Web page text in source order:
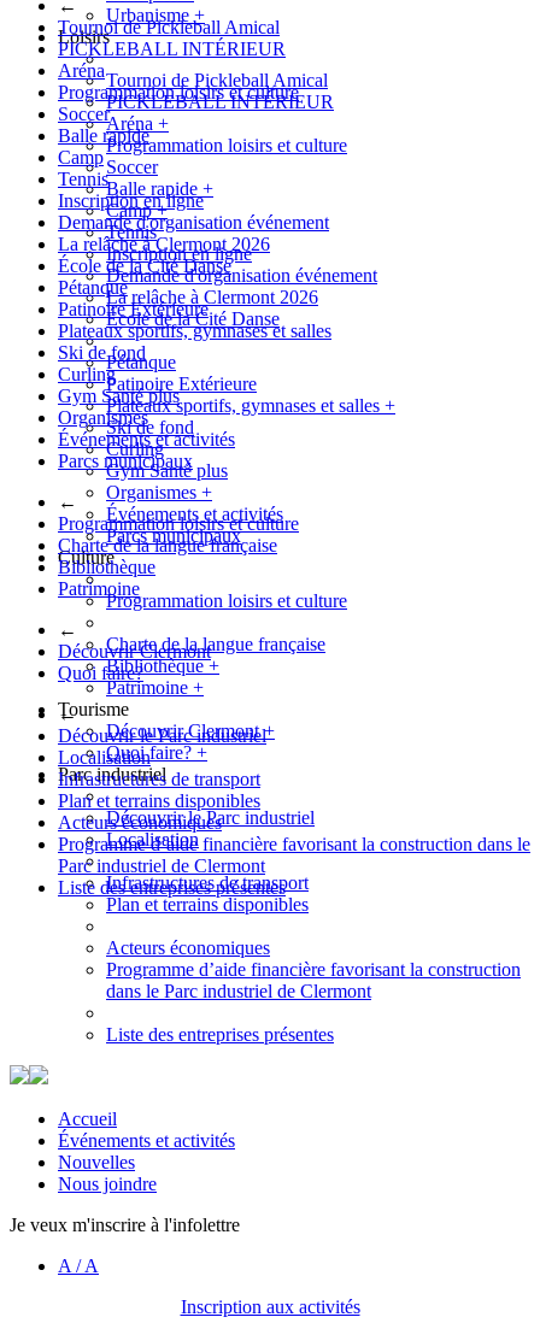
←
Tournoi de Pickleball Amical
PICKLEBALL INTÉRIEUR
Aréna
Programmation loisirs et culture
Soccer
Balle rapide
Camp
Tennis
Inscription en ligne
Demande d'organisation événement
La relâche à Clermont 2026
École de la Cité Danse
Pétanque
Patinoire Extérieure
Plateaux sportifs, gymnases et salles
Ski de fond
Curling
Gym Santé plus
Organismes
Événements et activités
Parcs municipaux
←
Programmation loisirs et culture
Charte de la langue française
Bibliothèque
Patrimoine
←
Découvrir Clermont
Quoi faire?
←
Découvrir le Parc industriel
Localisation
Infrastructures de transport
Plan et terrains disponibles
Acteurs économiques
Programme d’aide financière favorisant la construction dans le
Parc industriel de Clermont
Liste des entreprises présentes
Urbanisme +
Loisirs
Tournoi de Pickleball Amical
PICKLEBALL INTÉRIEUR
Aréna +
Programmation loisirs et culture
Soccer
Balle rapide +
Camp+
Tennis
Inscription en ligne
Demande d'organisation événement
La relâche à Clermont 2026
École de la Cité Danse
Pétanque
Patinoire Extérieure
Plateaux sportifs, gymnases et salles +
Ski de fond
Curling
Gym Santé plus
Organismes +
Événements et activités
Parcs municipaux
Culture
Programmation loisirs et culture
Charte de la langue française
Bibliothèque+
Patrimoine +
Tourisme
Découvrir Clermont+
Quoi faire? +
Parc industriel
Découvrir le Parc industriel
Localisation
Infrastructures de transport
Plan et terrains disponibles
Acteurs économiques
Programme d’aide financière favorisant la construction
dans le Parc industriel de Clermont
Liste des entreprises présentes
Accueil
Événements et activités
Nouvelles
Nous joindre
Je veux m'inscrire à l'infolettre
A /A
Inscription aux activités